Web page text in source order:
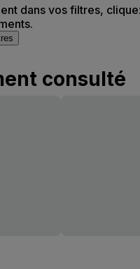
dans vos filtres,
consulté